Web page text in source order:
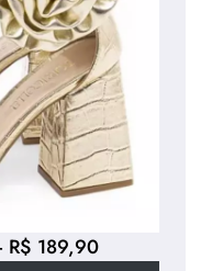
R$ 189,90